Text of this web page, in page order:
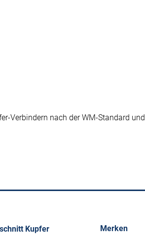
Verbindern nach der WM-Standard und
Kupfer Merken